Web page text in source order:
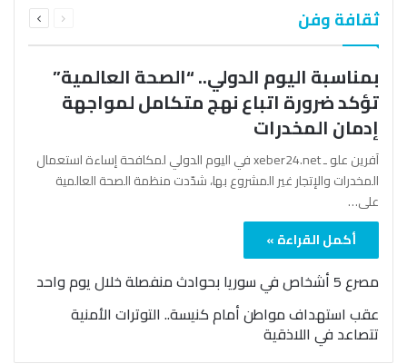
ثقافة وفن الصفحةالصفحة
بمناسبة اليوم الدولي.. “الصحة العالمية”
تؤكد ضرورة اتباع نهج متكامل لمواجهة
إدمان المخدرات
آفرين علو ـ xeber24.net في اليوم الدولي لمكافحة إساءة استعمال
المخدرات والإتجار غير المشروع بها، شدّدت منظمة الصحة العالمية
على…
أكمل القراءة »
مصرع 5 أشخاص في سوريا بحوادث منفصلة خلال يوم واحد
عقب استهداف مواطن أمام كنيسة.. التوترات الأمنية
تتصاعد في اللاذقية